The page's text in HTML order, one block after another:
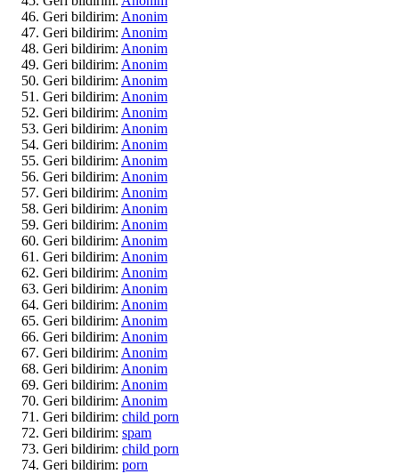
Geri bildirim: Anonim
Geri bildirim: Anonim
Geri bildirim: Anonim
Geri bildirim: Anonim
Geri bildirim: Anonim
Geri bildirim: Anonim
Geri bildirim: Anonim
Geri bildirim: Anonim
Geri bildirim: Anonim
Geri bildirim: Anonim
Geri bildirim: Anonim
Geri bildirim: Anonim
Geri bildirim: Anonim
Geri bildirim: Anonim
Geri bildirim: Anonim
Geri bildirim: Anonim
Geri bildirim: Anonim
Geri bildirim: Anonim
Geri bildirim: Anonim
Geri bildirim: Anonim
Geri bildirim: Anonim
Geri bildirim: Anonim
Geri bildirim: Anonim
Geri bildirim: Anonim
Geri bildirim: Anonim
Geri bildirim: child porn
Geri bildirim: spam
Geri bildirim: child porn
Geri bildirim: porn